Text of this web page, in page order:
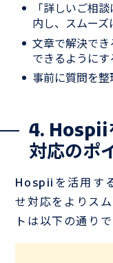
「詳しいご相
内し、スムーズ
文章で解決で
できるようにす
事前に質問を
4. Hospii
対応のポ
Hospiiを活用す
せ対応をよりス
トは以下の通りで